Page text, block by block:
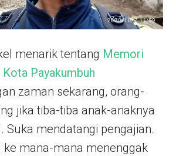
menarik tentang Memori
Payakumbuh
zaman sekarang, orang-
jika tiba-tiba anak-anaknya
Suka mendatangi pengajian.
ke mana-mana menenggak